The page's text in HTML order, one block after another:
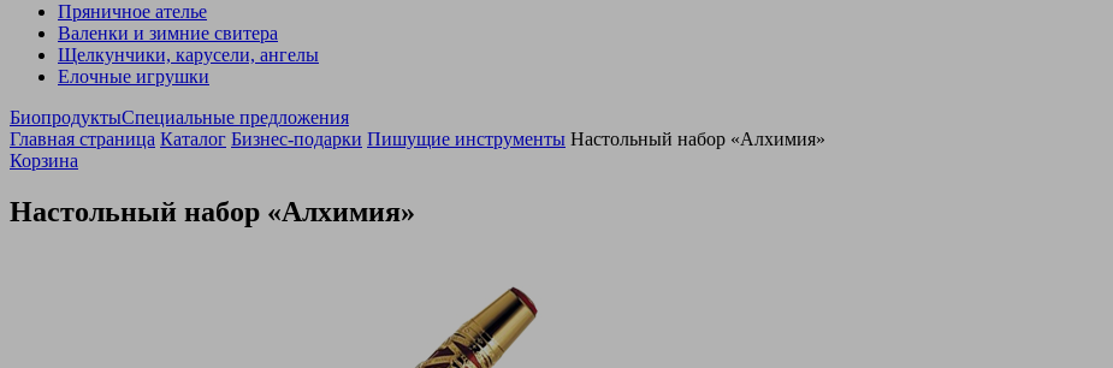
Пряничное ателье
Валенки и зимние свитера
Щелкунчики, карусели, ангелы
Елочные игрушки
БиопродуктыСпециальные предложения
Главная страница Каталог Бизнес-подарки Пишущие инструменты Настольный набор «Алхимия»
Корзина
Настольный набор «Алхимия»